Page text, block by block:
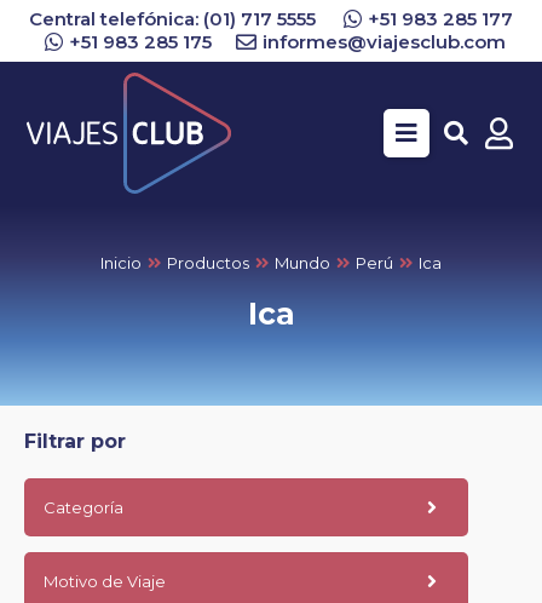
Central telefónica: (01) 717 5555
+51 983 285 177
+51 983 285 175
informes@viajesclub.com
Inicio Productos Mundo Perú Ica
Ica
Filtrar por
Categoría
Motivo de Viaje